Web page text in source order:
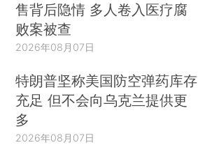
售背后隐情 多人卷入医疗腐
败案被查
2026年08月07日
特朗普坚称美国防空弹药库存
充足 但不会向乌克兰提供更
多
2026年08月07日